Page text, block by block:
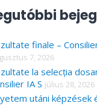
finale –
7, 2026
la selecția
IA S július 28, 2026
utáni képzések